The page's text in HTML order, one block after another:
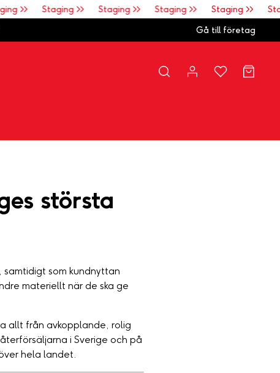
>> Staging >> Staging >> Staging >> Staging >>
Gå till företag
största
som kundnyttan
materiellt när de ska ge
allt från avkopplande, rolig
i Sverige och på
hela landet.